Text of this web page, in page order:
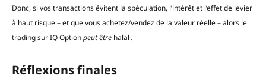
Donc, si vos transactions évitent la spéculation, l’intérêt et l’effet de levier
à haut risque – et que vous achetez/vendez de la valeur réelle – alors le
trading sur IQ Optionpeut être halal .
Réflexions finales